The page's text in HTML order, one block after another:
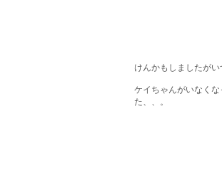
けんかもしましたが
ケイちゃんがいなく
た、、。